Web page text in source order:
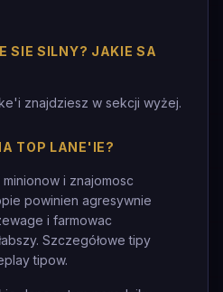
SIE SILNY? JAKIE SA
znajdziesz w sekcji wyżej.
TOP LANE'IE?
i znajomosc
powinien agresywnie
i farmowac
Szczegółowe tipy
tipow.